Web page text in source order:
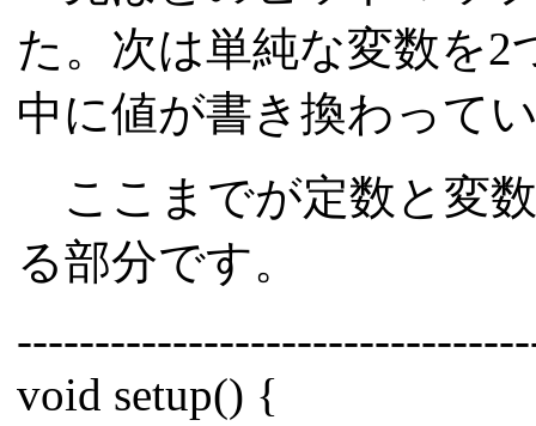
た。次は単純な変数を
中に値が書き換わって
ここまでが定数と変
る部分です。
void setup() {